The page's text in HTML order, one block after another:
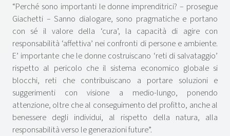
“Perché sono importanti le donne imprenditrici? – prosegue
Giachetti – Sanno dialogare, sono pragmatiche e portano
con sé il valore della ‘cura’, la capacità di agire con
responsabilità ‘affettiva’ nei confronti di persone e ambiente.
E’ importante che le donne costruiscano ‘reti di salvataggio’
rispetto al pericolo che il sistema economico globale si
blocchi, reti che contribuiscano a portare soluzioni e
suggerimenti con visione a medio-lungo, ponendo
attenzione, oltre che al conseguimento del profitto, anche al
benessere degli individui, al rispetto della natura, alla
responsabilità verso le generazioni future”.